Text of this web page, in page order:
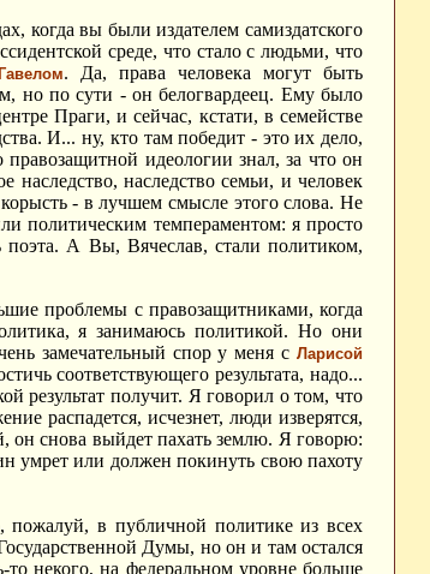
когда вы были издателем самиздатского
среде, что стало с людьми, что
Гавелом. Да, права человека могут быть
но по сути - он белогвардеец. Ему было
Праги, и сейчас, кстати, в семействе
И... ну, кто там победит - это их дело,
идеологии знал, за что он
наследство, наследство семьи, и человек
- в лучшем смысле этого слова. Не
политическим темпераментом: я просто
поэта. А Вы, Вячеслав, стали политиком,
проблемы с правозащитниками, когда
я занимаюсь политикой. Но они
замечательный спор у меня с Ларисой
соответствующего результата, надо...
результат получит. Я говорил о том, что
распадется, исчезнет, люди изверятся,
он снова выйдет пахать землю. Я говорю:
умрет или должен покинуть свою пахоту
пожалуй, в публичной политике из всех
Думы, но он и там остался
то некого, на федеральном уровне больше